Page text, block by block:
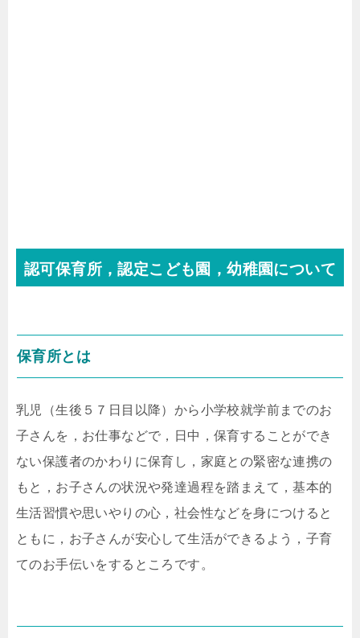
認可保育所，認定こども園，幼稚園について
保育所とは
乳児（生後５７日目以降）から小学校就学前までのお
子さんを，お仕事などで，日中，保育することができ
ない保護者のかわりに保育し，家庭との緊密な連携の
もと，お子さんの状況や発達過程を踏まえて，基本的
生活習慣や思いやりの心，社会性などを身につけると
ともに，お子さんが安心して生活ができるよう，子育
てのお手伝いをするところです。